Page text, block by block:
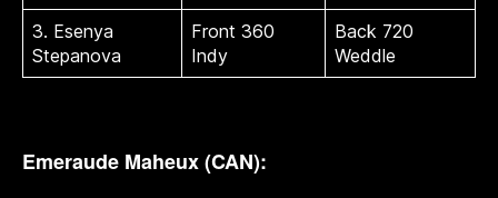
3. Esenya
Stepanova
Front 360
Indy
Back 720
Weddle
Emeraude Maheux (CAN):